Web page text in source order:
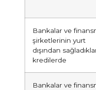
Bankalar ve
şirketlerinin yurt
dışından
kredilerde
Bankalar ve